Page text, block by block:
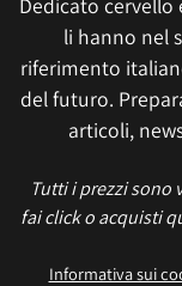
li hanno nel
riferimento
del futuro.
articoli,
Tutti i prezzi sono
fai click o acquisti
Informativa sui